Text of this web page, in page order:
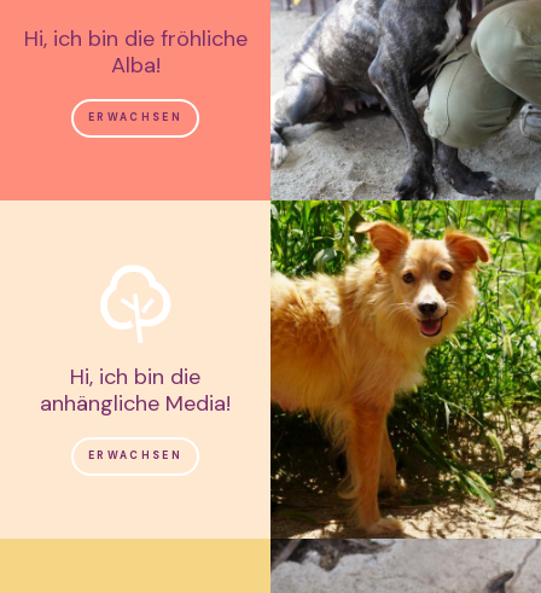
Hi, ich bin die fröhliche
Alba!
ERWACHSEN
Hi, ich bin die
anhängliche Media!
ERWACHSEN